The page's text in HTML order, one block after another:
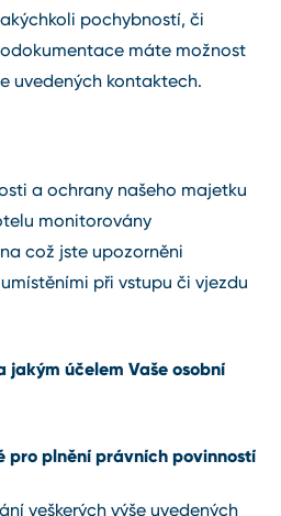
pochybností, či
máte možnost
uvedených kontaktech.
a ochrany našeho majetku
monitorovány
což jste upozorněni
při vstupu či vjezdu
jakým účelem Vaše osobní
pro plnění právních povinností
veškerých výše uvedených